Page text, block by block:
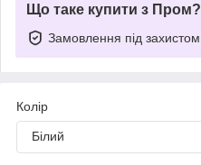
Що таке купити з Пром?
Замовлення під захистом
Колір
Білий